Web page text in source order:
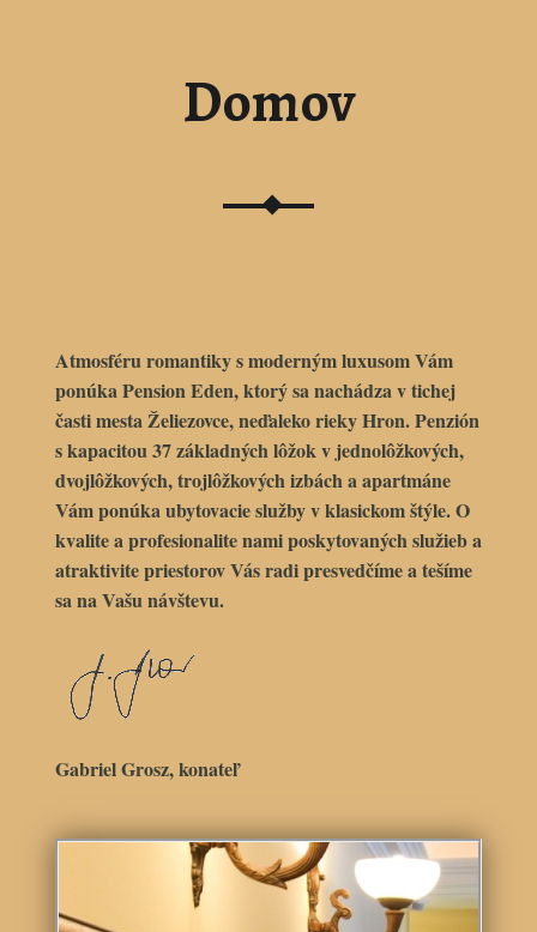
Domov
Atmosféru romantiky s moderným luxusom Vám
ponúkaPension Eden, ktorý sa nachádza v tichej
časti mestaŽeliezovce, neďaleko rieky Hron. Penzión
s kapacitou 37 základných lôžok v jednolôžkových,
dvojlôžkových, trojlôžkových izbách a apartmáne
Vám ponúka ubytovacie služby v klasickom štýle. O
kvalite a profesionalite nami poskytovaných služieb a
atraktivite priestorov Vás radi presvedčíme a tešíme
sa na Vašu návštevu.
Gabriel Grosz, konateľ